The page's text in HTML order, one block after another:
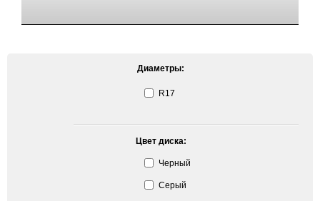
Диаметры:
R17
Цвет диска:
Черный
Серый